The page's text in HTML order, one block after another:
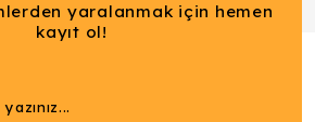
yaralanmak için hemen
kayıt ol!